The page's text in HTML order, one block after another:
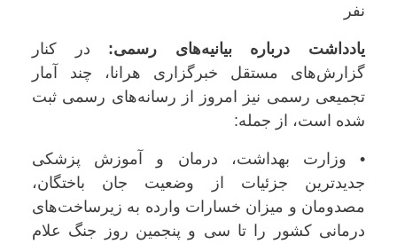
نفر
یادداشت درباره بیانیه‌های رسمی:در کنار
گزارش‌های مستقل خبرگزاری هرانا، چند آمار
تجمیعی رسمی نیز امروز از رسانه‌های رسمی ثبت
شده است، از جمله:
• وزارت بهداشت، درمان و آموزش پزشکی
جدیدترین جزئیات از وضعیت جان باختگان،
مصدومان و میزان خسارات وارده به زیرساخت‌های
درمانی کشور را تا سی و پنجمین روز جنگ علام